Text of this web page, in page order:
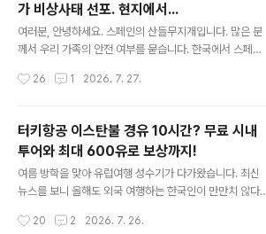
가 비상사태 선포. 현지에서...
여러분, 안녕하세요. 스페인의 산들무지개입니다. 많은 분
께서 우리 가족의 안전 여부를 묻습니다. 한국에서 스페인
서는 지금 산불로 국가 비상사태가 선포되었습니다. 스페
중해 연안 발렌시아 지방인데요, 발렌시아에서도 대형 산
불이 퍼져 많은 마을이 대피령이 내려졌어요. 일단 지도를
보시면 지금 현재 스페인의 대형 산불이 일어난 곳을 살펴
보실 수 있어요. 위의 지도에서 보듯이 스페인 마드리드 중
심으로 대형 산불이 여러 곳에서 일어나고 있습니다. 어떻
친 데 덮친 격으로 소방대원 및 인력 부족으로 진압에 어려
26 1 2026. 7. 27.
터키항공 이스탄불 경유 10시간? 무료 시내
투어와 최대 600유로 보상까지!
여름 방학을 맞아 유럽여행 성수기가 다가왔습니다. 최신
뉴스를 보니 올해도 외국 여행하는 한국인이 만만치 않다
하려고 해요. 일단 우리 가족은 스페인 발렌시아에 살아요.
20 2 2026. 7. 26.